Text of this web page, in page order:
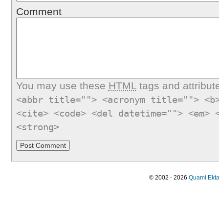
Comment
You may use these HTMLtags and
<abbr title=""> <acronym title="">
<cite> <code> <del datetime="">
<strong>
© 2002 - 2026 Quami